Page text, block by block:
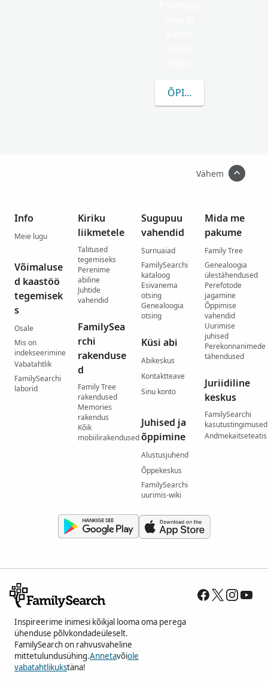
ÕPI ROHKEM
Vähem
Info
Meie lugu
Võimaluse
d kaastöö
tegemisek
s
Osale
Mis on
indekseerimine
Vabatahtlik
FamilySearchi
laborid
Kiriku
liikmetele
Talitused
tegemiseks
Perenime
abiline
Juhtide
vahendid
FamilySea
rchi
rakenduse
d
Family Tree
rakendused
Memories
rakendus
Kõik
mobiilirakendused
Sugupuu
vahendid
Surnuaiad
FamilySearchi
kataloog
Esivanema
otsing
Genealoogia
otsing
Küsi abi
Abikeskus
Kontaktteave
Sinu konto
Juhised ja
õppimine
Alustusjuhend
Õppekeskus
FamilySearchi
uurimis-wiki
Mida me
pakume
Family Tree
Genealoogia
ülestähendused
Perefotode
jagamine
Õppimise
vahendid
Uurimise
juhised
Perekonnanimede
tähendused
Juriidiline
keskus
FamilySearchi
kasutustingimused
Andmekaitseteatis
Inspireerime inimesi kõikjal looma oma perega
ühenduse põlvkondadeüleselt.
FamilySearch on rahvusvaheline
mittetulundusühing.Annetavõiole
vabatahtlikukstäna!